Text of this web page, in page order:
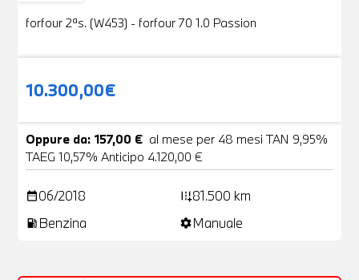
forfour 2ªs. (W453) - forfour 70 1.0 Passion
10.300,00€
Oppure da: 157,00 € al mese per 48 mesi TAN 9,95%
TAEG 10,57% Anticipo 4.120,00 €
date_range06/2018 add_road81.500 km
local_gas_station Benzina settingsManuale